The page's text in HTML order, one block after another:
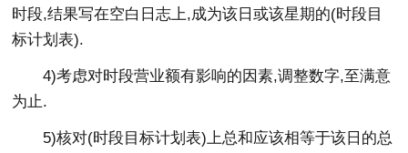
时段,结果写在空白日志上,成为该日或该星期的(时段目
标计划表).
4)考虑对时段营业额有影响的因素,调整数字,至满意
为止.
5)核对(时段目标计划表)上总和应该相等于该日的总